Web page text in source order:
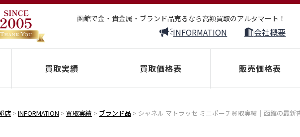
函館で金・貴金属・ブランド品売るなら高額買取のアルタマート！
INFORMATION 会社概要
買取実績 買取価格表 販売価格表
店 > INFORMATION > 買取実績 > ブランド品 > シャネル マトラッセ ミニポーチ買取実績｜函館の最新